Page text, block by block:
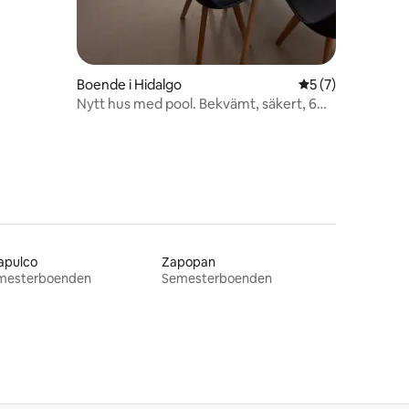
Boende i Hidalgo 5 av 5 i
5 (7)
Nytt hus med pool. Bekvämt, säkert, 6
Zapopan
Semesterboenden